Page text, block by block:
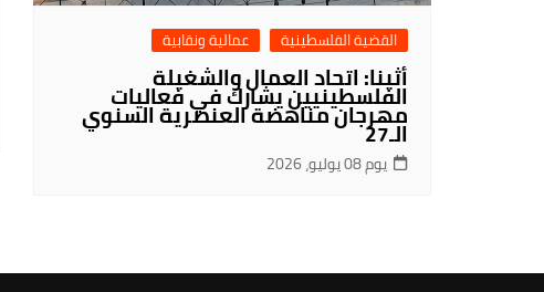
القضية الفلسطينية عمالية ونقابية
أثينا: اتحاد العمال والشغيلة
الفلسطينيين يشارك في فعاليات
مهرجان مناهضة العنصرية السنوي
الـ27
يوم 08 يوليو، 2026